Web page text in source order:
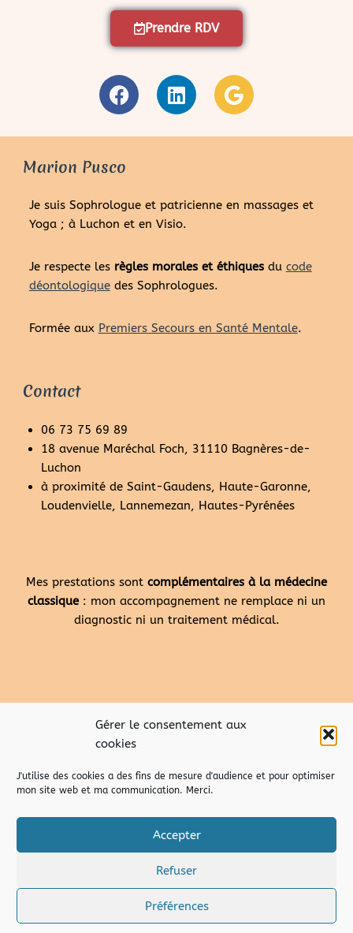
Gérer le consentement aux
cookies
J'utilise des cookies a des fins de mesure d'audience et pour optimiser
mon site web et ma communication. Merci.
Accepter
Refuser
Préférences
Prendre RDV
Marion Pusco
Je suis Sophrologue et patricienne en massages et
Yoga ; à Luchon et en Visio.
Je respecte les règles morales et éthiquesdu code
déontologiquedes Sophrologues.
Formée aux Premiers Secours en Santé Mentale.
Contact
06 73 75 69 89
18 avenue Maréchal Foch, 31110 Bagnères-de-
Luchon
à proximité de Saint-Gaudens, Haute-Garonne,
Loudenvielle, Lannemezan, Hautes-Pyrénées
Mes prestations sont complémentaires à la médecine
classique : mon accompagnement ne remplace ni un
diagnostic ni un traitement médical.
|Mentions Légales